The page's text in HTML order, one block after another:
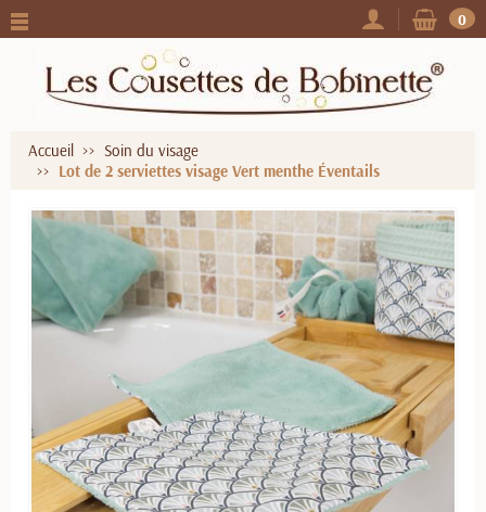
0
Accueil
Soin du visage
Lot de 2 serviettes visage Vert menthe Éventails